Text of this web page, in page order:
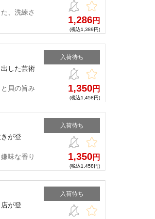
、洗練さ
1,286円
(税込1,389円)
入荷待ち
した芸術
貝の旨み
1,350円
(税込1,458円)
入荷待ち
が登
味な香り
1,350円
(税込1,458円)
入荷待ち
が登